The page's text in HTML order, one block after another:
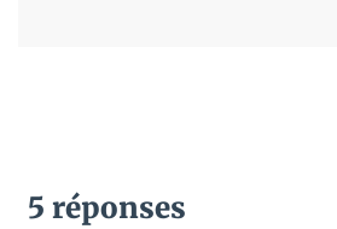
5 réponses